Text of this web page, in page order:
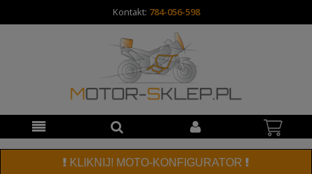
Kontakt: 784-056-598
KLIKNIJ! MOTO-KONFIGURATOR